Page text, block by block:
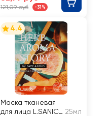
ароматерапии
121,09 руб -31%
4.4
Маска тканевая
для лица L.SANIC
25мл